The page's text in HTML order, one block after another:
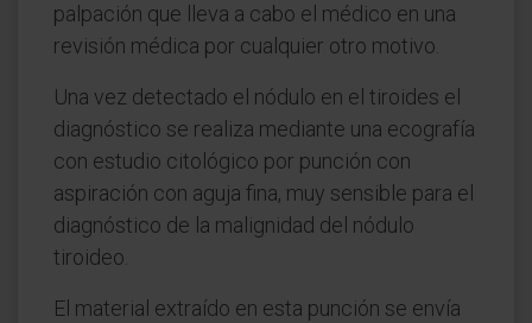
palpación que lleva a cabo el médico en una
revisión médica por cualquier otro motivo.
Una vez detectado el nódulo en el tiroides el
diagnóstico se realiza mediante una ecografía
con estudio citológico por punción con
aspiración con aguja fina, muy sensible para el
diagnóstico de la malignidad del nódulo
tiroideo.
El material extraído en esta punción se envía